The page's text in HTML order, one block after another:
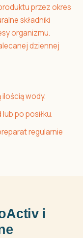
przez okres
składniki
organizmu.
dziennej
wody.
po posiłku.
regularnie
i